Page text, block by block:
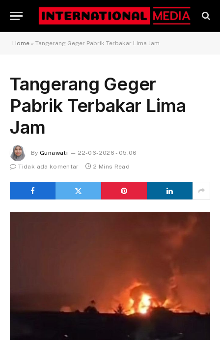
Home » Tangerang Geger Pabrik Terbakar Lima Jam
Tangerang Geger
Pabrik Terbakar Lima
Jam
By Gunawati
22-06-2026 - 05.06
Tidak ada komentar
2 Mins Read